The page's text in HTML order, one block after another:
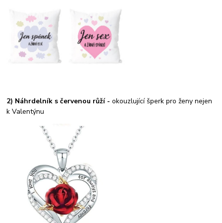
2) Náhrdelník s červenou růží -okouzlující šperk pro ženy nejen
k Valentýnu